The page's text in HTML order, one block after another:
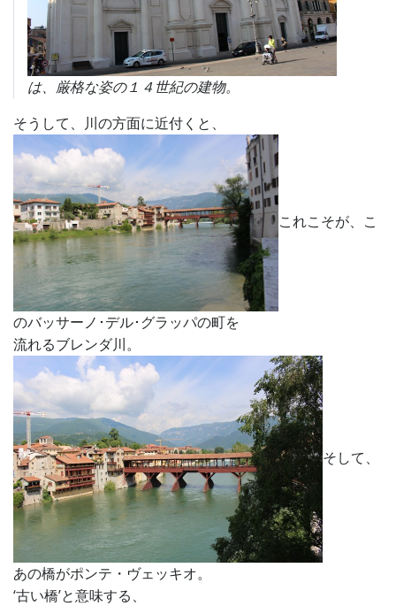
は、厳格な姿の１４世紀の建物。
そうして、川の方面に近付くと、
これこそが、こ
のバッサーノ･デル･グラッパの町を
流れるブレンダ川。
そして、
あの橋がポンテ・ヴェッキオ。
‘古い橋’と意味する、